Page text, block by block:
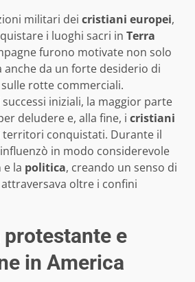
militari dei cristiani europei,
i luoghi sacri in Terra
furono motivate non solo
anche da un forte desiderio di
rotte commerciali.
iniziali, la maggior parte
deludere e, alla fine, i cristiani
territori conquistati. Durante il
in modo considerevole
e la politica, creando un senso di
oltre i confini
e
in America